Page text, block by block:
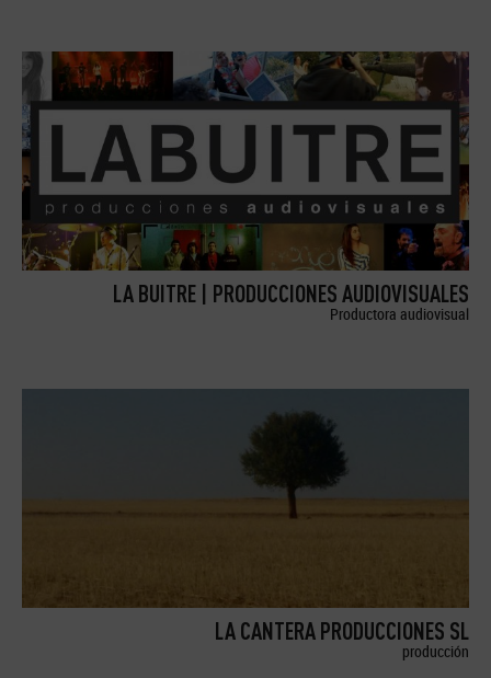
LA BUITRE | PRODUCCIONES AUDIOVISUALES
Productora audiovisual
LA CANTERA PRODUCCIONES SL
producción